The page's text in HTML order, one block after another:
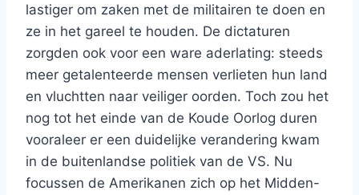
lastiger om zaken met de militairen te doen en
ze in het gareel te houden. De dictaturen
zorgden ook voor een ware aderlating: steeds
meer getalenteerde mensen verlieten hun land
en vluchtten naar veiliger oorden. Toch zou het
nog tot het einde van de Koude Oorlog duren
vooraleer er een duidelijke verandering kwam
in de buitenlandse politiek van de VS. Nu
focussen de Amerikanen zich op het Midden-